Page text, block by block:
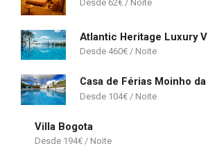
62€
Atlantic Heritage Luxury
460€
Casa de Férias Moinho
104€
Villa Bogota
194€